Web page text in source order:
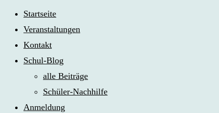
Startseite
Veranstaltungen
Kontakt
Schul-Blog
alle Beiträge
Schüler-Nachhilfe
Anmeldung